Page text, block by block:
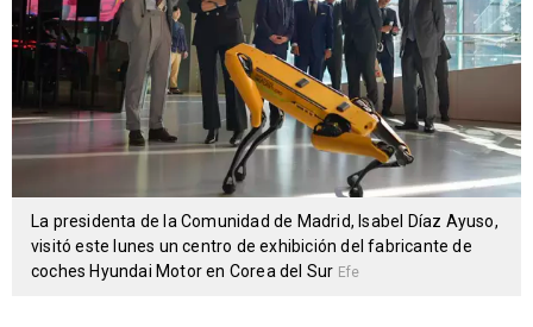
La presidenta de la Comunidad de Madrid, Isabel Díaz Ayuso,
visitó este lunes un centro de exhibición del fabricante de
coches Hyundai Motor en Corea del Sur Efe